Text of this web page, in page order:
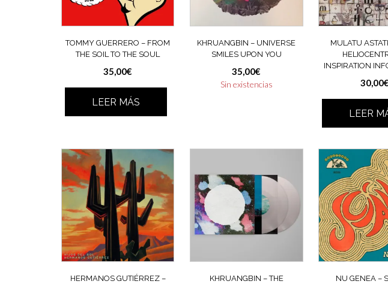
TOMMY GUERRERO – FROM
THE SOIL TO THE SOUL
35,00€
LEER MÁS
KHRUANGBIN – UNIVERSE
SMILES UPON YOU
35,00€
Sin existencias
MULATU
INSPIRATION
30,00€
LEER
HERMANOS GUTIÉRREZ –
KHRUANGBIN – THE
NU GENEA –